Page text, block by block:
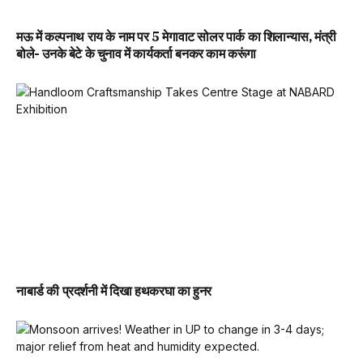
मऊ में कल्पनाथ राय के नाम पर 5 मेगावाट सोलर पार्क का शिलान्यास, मंत्री
बोले- उनके बेटे के चुनाव में कार्यकर्ता बनकर काम करूंगा
नाबार्ड की प्रदर्शनी में दिखा हथकरघा का हुनर